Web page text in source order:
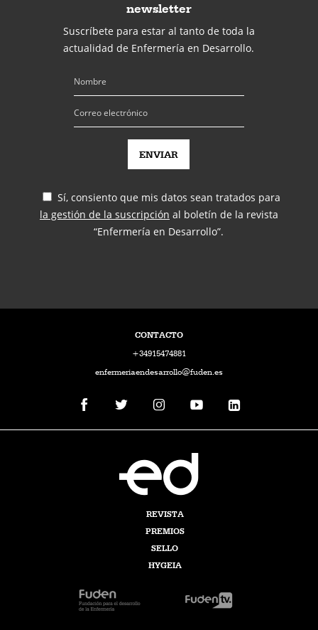
newsletter
Suscríbete para estar al tanto de toda la
actualidad de Enfermería en Desarrollo.
Sí, consiento que mis datos sean tratados para
la gestión de la suscripción al boletín de la revista
“Enfermería en Desarrollo”.
CONTACTO
+34915474881
enfermeriaendesarrollo@fuden.es
REVISTA
PREMIOS
SELLO
HYGEIA